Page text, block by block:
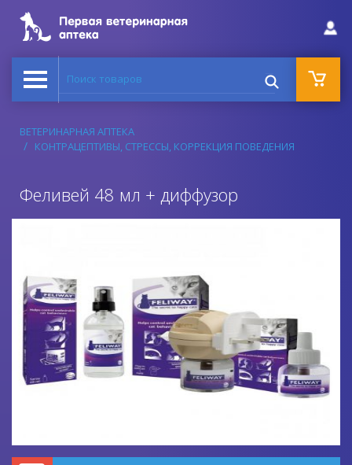
Поиск товаров
ВЕТЕРИНАРНАЯ АПТЕКА
КОНТРАЦЕПТИВЫ, СТРЕССЫ, КОРРЕКЦИЯ ПОВЕДЕНИЯ
Феливей 48 мл + диффузор